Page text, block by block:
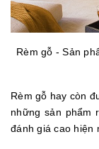
Rèm gỗ - Sản
Rèm gỗ hay còn
những sản phẩm
đánh giá cao hiện